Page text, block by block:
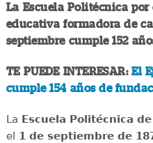
La Escuela Politécnica
educativa formadora de
septiembre cumple 152
TE PUEDE INTERESAR:El
cumple 154 años de
La Escuela Politécnica
el 1 de septiembre de